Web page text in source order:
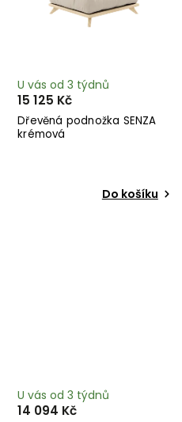
Dřevěná podnožka SENZA
krémová
U vás od 3 týdnů
15 125 Kč
Do košíku
U vás od 3 týdnů
14 094 Kč